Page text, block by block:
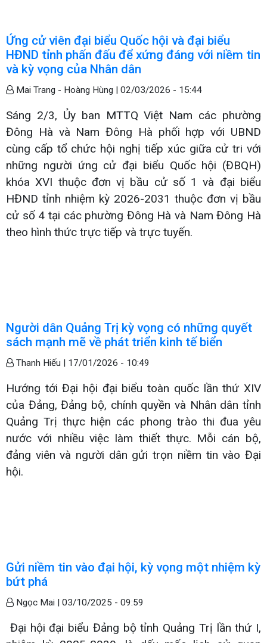
Ứng cử viên đại biểu Quốc hội và đại biểu
HĐND tỉnh phấn đấu để xứng đáng với niềm tin
và kỳ vọng của Nhân dân
Mai Trang - Hoàng Hùng | 02/03/2026 - 15:44
Sáng 2/3, Ủy ban MTTQ Việt Nam các phường
Đông Hà và Nam Đông Hà phối hợp với UBND
cùng cấp tổ chức hội nghị tiếp xúc giữa cử tri với
những người ứng cử đại biểu Quốc hội (ĐBQH)
khóa XVI thuộc đơn vị bầu cử số 1 và đại biểu
HĐND tỉnh nhiệm kỳ 2026-2031 thuộc đơn vị bầu
cử số 4 tại các phường Đông Hà và Nam Đông Hà
theo hình thức trực tiếp và trực tuyến.
Người dân Quảng Trị kỳ vọng có những quyết
sách mạnh mẽ về phát triển kinh tế biển
Thanh Hiếu | 17/01/2026 - 10:49
Hướng tới Đại hội đại biểu toàn quốc lần thứ XIV
của Đảng, Đảng bộ, chính quyền và Nhân dân tỉnh
Quảng Trị thực hiện các phong trào thi đua yêu
nước với nhiều việc làm thiết thực. Mỗi cán bộ,
đảng viên và người dân gửi trọn niềm tin vào Đại
hội.
Gửi niềm tin vào đại hội, kỳ vọng một nhiệm kỳ
bứt phá
Ngọc Mai | 03/10/2025 - 09:59
Đại hội đại biểu Đảng bộ tỉnh Quảng Trị lần thứ I,